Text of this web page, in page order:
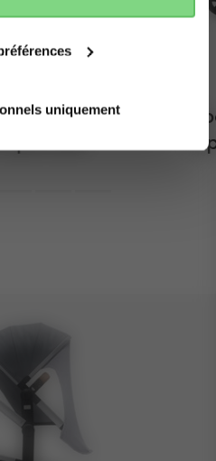
uniquement
une protection
2